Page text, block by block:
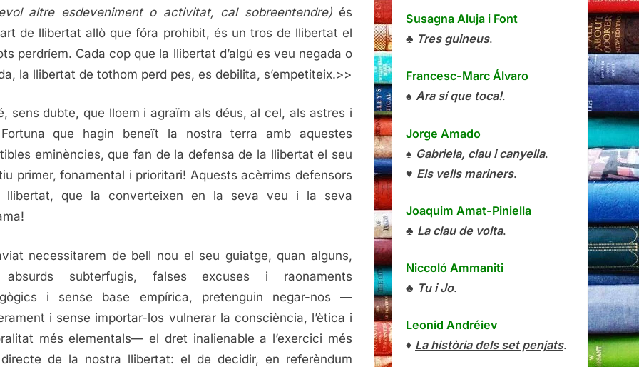
altre esdeveniment o activitat, cal sobreentendre)és
de llibertat allò que fóra prohibit, és un tros de llibertat el
perdríem. Cada cop que la llibertat d’algú es veu negada o
la llibertat de tothom perd pes, es debilita, s’empetiteix.>>
sens dubte, que lloem i agraïm als déus, al cel, als astres i
que hagin beneït la nostra terra amb aquestes
eminències, que fan de la defensa de la llibertat el seu
primer, fonamental i prioritari! Aquests acèrrims defensors
llibertat, que la converteixen en la seva veu i la seva
necessitarem de bell nou el seu guiatge, quan alguns,
subterfugis, falses excuses i raonaments
i sense base empírica, pretenguin negar-nos —
i sense importar-los vulnerar la consciència, l’ètica i
més elementals— el dret inalienable a l’exercici més
de la nostra llibertat: el de decidir, en referèndum
Susagna Aluja i Font
♣ Tres guineus.
Francesc-Marc Álvaro
♠ Ara sí que toca!.
Jorge Amado
♠ Gabriela, clau i canyella.
♥ Els vells mariners.
Joaquim Amat-Piniella
♣ La clau de volta.
Niccoló Ammaniti
♣ Tu i Jo.
Leonid Andréiev
♦ La història dels set penjats.